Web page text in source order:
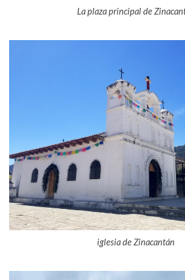
La plaza principal de
iglesia de Zinacantán